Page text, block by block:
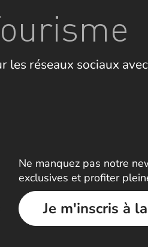
les réseaux sociaux
Ne manquez pas notre
exclusives et profiter
Je m'inscris à